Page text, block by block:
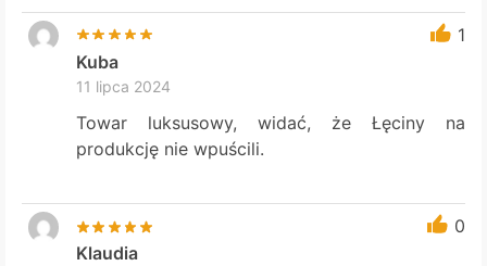
1
Kuba
11 lipca 2024
Towar luksusowy, widać, że Łęciny na
produkcję nie wpuścili.
0
Klaudia